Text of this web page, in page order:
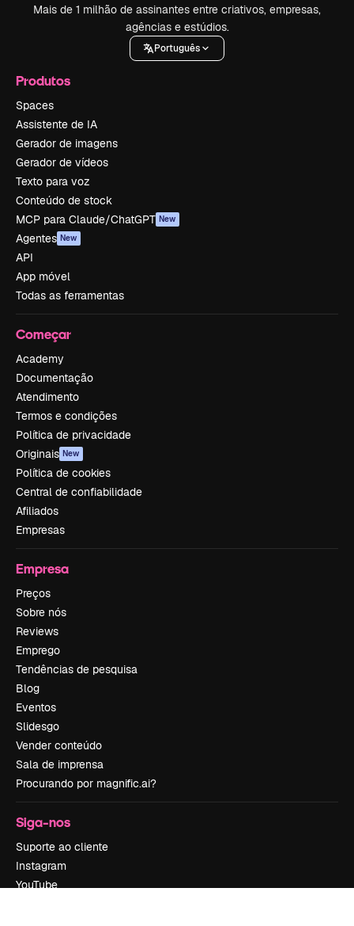
Mais de 1 milhão de assinantes entre criativos, empresas,
agências e estúdios.
Português
Produtos
Spaces
Assistente de IA
Gerador de imagens
Gerador de vídeos
Texto para voz
Conteúdo de stock
MCP para Claude/ChatGPT New
Agentes New
API
App móvel
Todas as ferramentas
Começar
Academy
Documentação
Atendimento
Termos e condições
Política de privacidade
Originais New
Política de cookies
Central de confiabilidade
Afiliados
Empresas
Empresa
Preços
Sobre nós
Reviews
Emprego
Tendências de pesquisa
Blog
Eventos
Slidesgo
Vender conteúdo
Sala de imprensa
Procurando por magnific.ai?
Siga-nos
Suporte ao cliente
Instagram
YouTube